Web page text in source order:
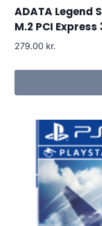
ADATA Legend
M.2 PCI
279.00 kr.